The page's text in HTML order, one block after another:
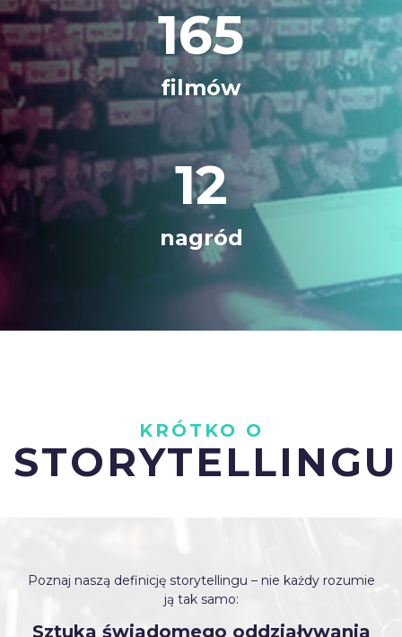
165
filmów
12
nagród
KRÓTKO O
STORYTELLINGU
Poznaj naszą definicję storytellingu – nie każdy rozumie
ją tak samo:
Sztuka świadomego oddziaływania